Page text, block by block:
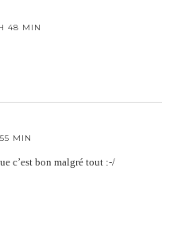
48 MIN
MIN
c’est bon malgré tout :-/